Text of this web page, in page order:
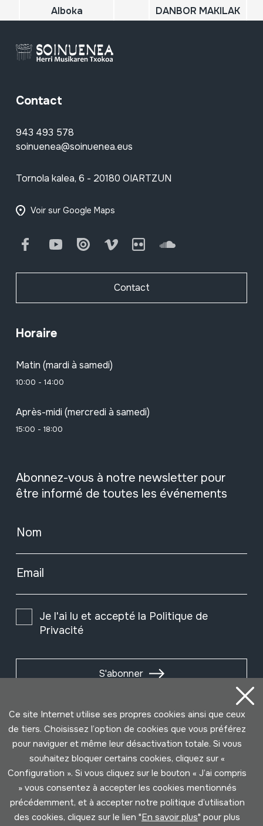
Alboka DANBOR MAKILAK
Contact
943 493 578
soinuenea@soinuenea.eus
Tornola kalea, 6 - 20180 OIARTZUN
Voir sur Google Maps
FacebookYoutube Issuu Vimeo Flickr SoundCloud
Contact
Horaire
Matin (mardi à samedi)
10:00 - 14:00
Après-midi (mercredi à samedi)
15:00 - 18:00
Abonnez-vous à notre newsletter pour
être informé de toutes les événements
Nom
Email
Je l'ai lu et accepté la Politique de
Privacité
S'abonner
Ce site Internet utilise ses propres cookies ainsi que ceux
de tiers. Choisissez l’option de cookies que vous préférez
pour naviguer et même leur désactivation totale. Si vous
souhaitez bloquer certains cookies, cliquez sur «
Configuration ». Si vous cliquez sur le bouton « J’ai compris
» vous consentez à accepter les cookies mentionnés
précédemment, et à accepter notre politique d’utilisation
des cookies, cliquez sur le lien "En savoir plus" pour plus